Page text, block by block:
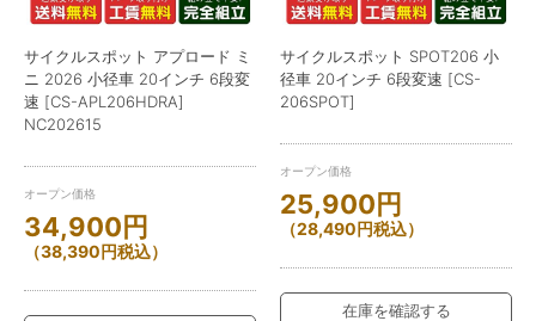
サイクルスポット アプロード ミ
ニ 2026 小径車 20インチ 6段変
速 [CS-APL206HDRA]
NC202615
オープン価格
34,900円
（38,390円税込）
サイクルスポット SPOT206 小
径車 20インチ 6段変速 [CS-
206SPOT]
オープン価格
25,900円
（28,490円税込）
在庫を確認する